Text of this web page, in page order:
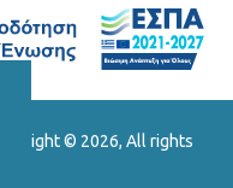
© 2026, All rights